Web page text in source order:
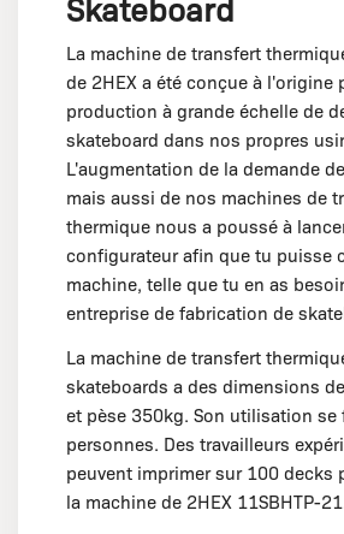
Skateboard
La machine de transfert
de 2HEX a été conçue à l'origine
production à grande échelle de
skateboard dans nos propres
L'augmentation de la demande
mais aussi de nos machines de
thermique nous a poussé à
configurateur afin que tu puisse
machine, telle que tu en as
entreprise de fabrication de
La machine de transfert
skateboards a des dimensions
et pèse 350kg. Son utilisation se
personnes. Des travailleurs
peuvent imprimer sur 100 decks
la machine de 2HEX 11SBHTP-